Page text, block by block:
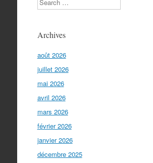
Archives
août 2026
juillet 2026
mai 2026
avril 2026
mars 2026
février 2026
janvier 2026
décembre 2025